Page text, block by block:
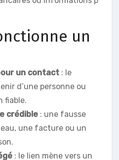
un
un contact : le
d’une personne ou
fiable.
crédible : une fausse
une facture ou un
: le lien mène vers un